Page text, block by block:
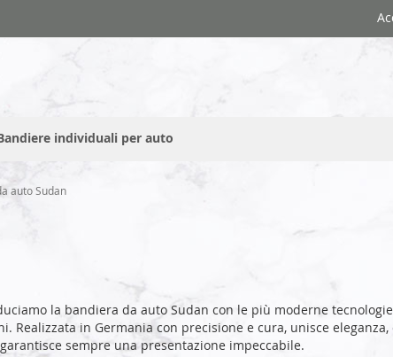
individuali per auto
auto Sudan
la bandiera da auto Sudan con le più moderne
in Germania con precisione e cura, unisce
sempre una presentazione impeccabile.